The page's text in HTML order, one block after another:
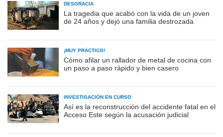
DESGRACIA
La tragedia que acabó con la vida de un joven
de 24 años y dejó una familia destrozada
¡MUY PRÁCTICO!
Cómo afilar un rallador de metal de cocina con
un paso a paso rápido y bien casero
INVESTIGACIÓN EN CURSO
Así es la reconstrucción del accidente fatal en el
Acceso Este según la acusación judicial